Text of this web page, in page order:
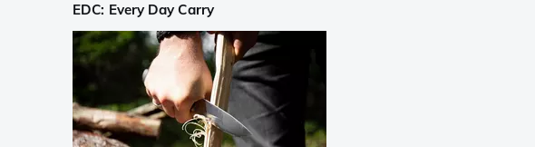
EDC: Every Day Carry